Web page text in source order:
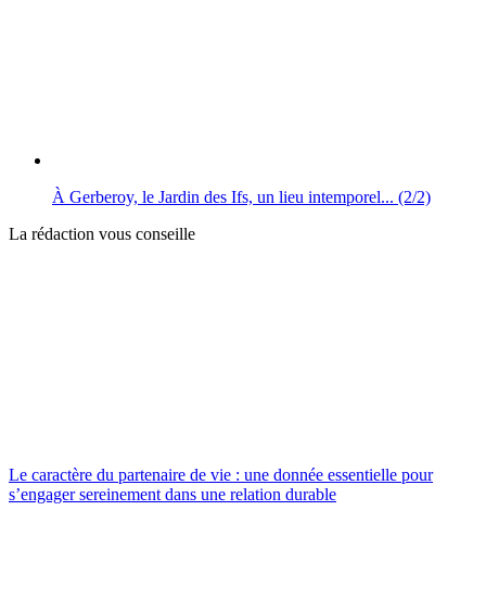
À Gerberoy, le Jardin des Ifs, un lieu intemporel... (2/2)
La rédaction vous conseille
Le caractère du partenaire de vie : une donnée essentielle pour
s’engager sereinement dans une relation durable